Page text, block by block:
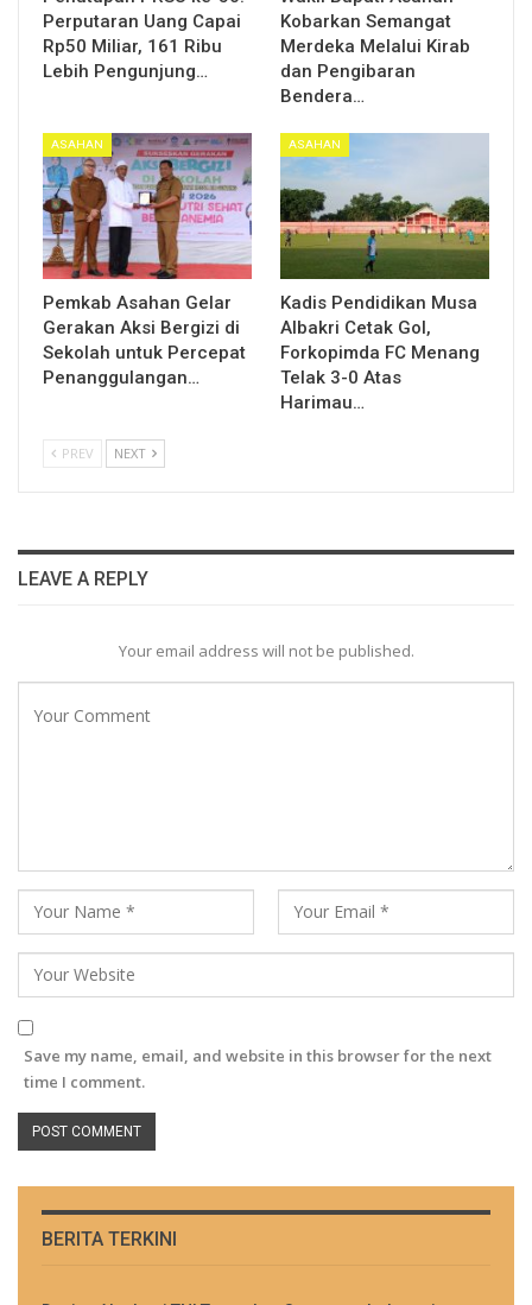
Perputaran Uang Capai
Rp50 Miliar, 161 Ribu
Lebih Pengunjung…
Kobarkan Semangat
Merdeka Melalui Kirab
dan Pengibaran
Bendera…
ASAHAN
Pemkab Asahan Gelar
Gerakan Aksi Bergizi di
Sekolah untuk Percepat
Penanggulangan…
ASAHAN
Kadis Pendidikan Musa
Albakri Cetak Gol,
Forkopimda FC Menang
Telak 3-0 Atas
Harimau…
PREV NEXT
LEAVE A REPLY
Your email address will not be published.
Save my name, email, and website in this browser for the next
time I comment.
BERITA TERKINI